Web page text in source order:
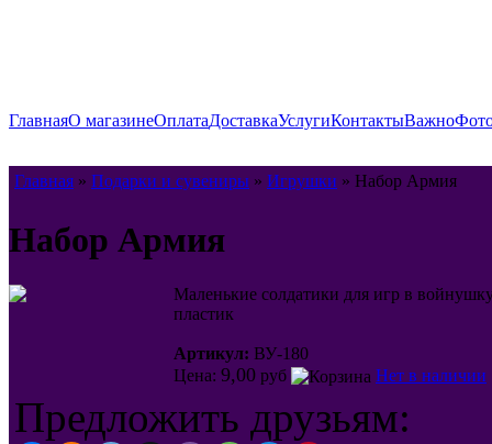
ГлавнаяО магазинеОплатаДоставкаУслугиКонтактыВажно
Главная » Подарки и сувениры » Игрушки » Набор Армия
Набор Армия
Маленькие солдатики для игр в
пластик
Артикул: ВУ-180
Цена: 9,00 руб Нет в наличии
Предложить друзьям: